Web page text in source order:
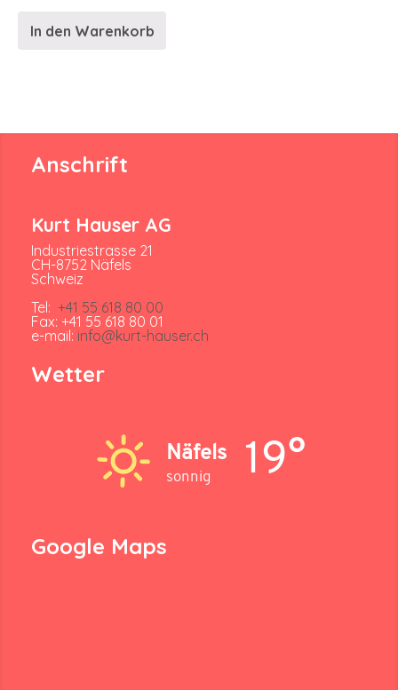
In den Warenkorb
Anschrift
Kurt Hauser AG
Industriestrasse 21
CH-8752 Näfels
Schweiz
Tel: +41 55 618 80 00
Fax: +41 55 618 80 01
e-mail: info@kurt-hauser.ch
Wetter
Näfels
sonnig 19°
Google Maps